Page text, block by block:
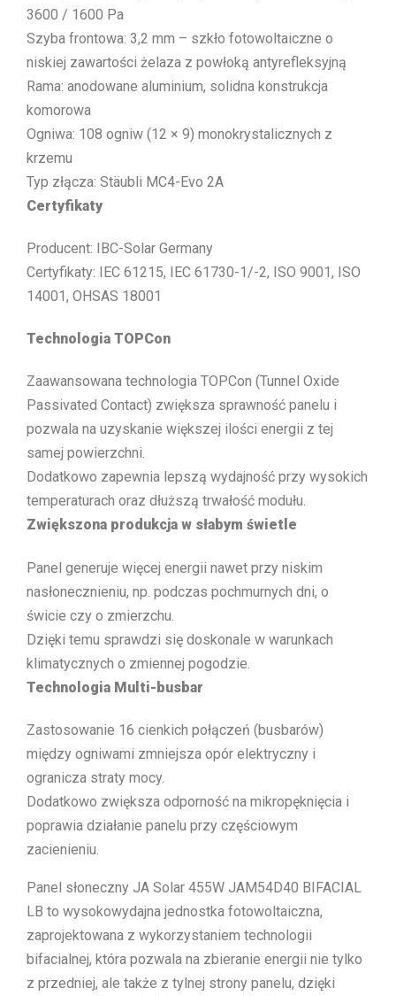
3600 / 1600 Pa
Szyba frontowa: 3,2 mm – szkło fotowoltaiczne o
niskiej zawartości żelaza z powłoką antyrefleksyjną
Rama: anodowane aluminium, solidna konstrukcja
komorowa
Ogniwa: 108 ogniw (12 × 9) monokrystalicznych z
krzemu
Typ złącza: Stäubli MC4-Evo 2A
Certyfikaty
Producent: IBC-Solar Germany
Certyfikaty: IEC 61215, IEC 61730-1/-2, ISO 9001, ISO
14001, OHSAS 18001
Technologia TOPCon
Zaawansowana technologia TOPCon (Tunnel Oxide
Passivated Contact) zwiększa sprawność panelu i
pozwala na uzyskanie większej ilości energii z tej
samej powierzchni.
Dodatkowo zapewnia lepszą wydajność przy wysokich
temperaturach oraz dłuższą trwałość modułu.
Zwiększona produkcja w słabym świetle
Panel generuje więcej energii nawet przy niskim
nasłonecznieniu, np. podczas pochmurnych dni, o
świcie czy o zmierzchu.
Dzięki temu sprawdzi się doskonale w warunkach
klimatycznych o zmiennej pogodzie.
Technologia Multi-busbar
Zastosowanie 16 cienkich połączeń (busbarów)
między ogniwami zmniejsza opór elektryczny i
ogranicza straty mocy.
Dodatkowo zwiększa odporność na mikropęknięcia i
poprawia działanie panelu przy częściowym
zacienieniu.
Panel słoneczny JA Solar 455W JAM54D40 BIFACIAL
LB to wysokowydajna jednostka fotowoltaiczna,
zaprojektowana z wykorzystaniem technologii
bifacialnej, która pozwala na zbieranie energii nie tylko
z przedniej, ale także z tylnej strony panelu, dzięki